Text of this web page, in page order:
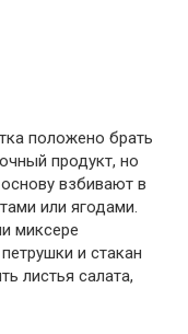
положено брать
продукт, но
взбивают в
или ягодами.
миксере
и стакан
листья салата,